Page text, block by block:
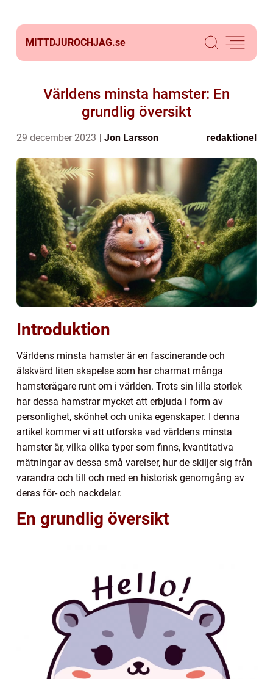
MITTDJUROCHJAG.se
Världens minsta hamster: En
grundlig översikt
29 december 2023 Jon Larsson redaktionel
Introduktion
Världens minsta hamster är en fascinerande och
älskvärd liten skapelse som har charmat många
hamsterägare runt om i världen. Trots sin lilla storlek
har dessa hamstrar mycket att erbjuda i form av
personlighet, skönhet och unika egenskaper. I denna
artikel kommer vi att utforska vad världens minsta
hamster är, vilka olika typer som finns, kvantitativa
mätningar av dessa små varelser, hur de skiljer sig från
varandra och till och med en historisk genomgång av
deras för- och nackdelar.
En grundlig översikt